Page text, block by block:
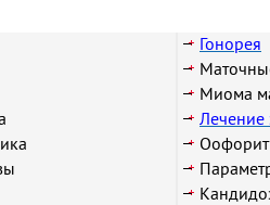
Гонорея
Миома
Лечение
Оофорит